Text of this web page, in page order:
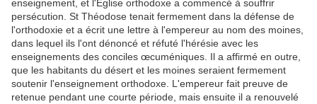
enseignement, et l'Eglise orthodoxe a commencé à souffrir
persécution. St Théodose tenait fermement dans la défense de
l'orthodoxie et a écrit une lettre à l'empereur au nom des moines,
dans lequel ils l'ont dénoncé et réfuté l'hérésie avec les
enseignements des conciles œcuméniques. Il a affirmé en outre,
que les habitants du désert et les moines seraient fermement
soutenir l'enseignement orthodoxe. L'empereur fait preuve de
retenue pendant une courte période, mais ensuite il a renouvelé